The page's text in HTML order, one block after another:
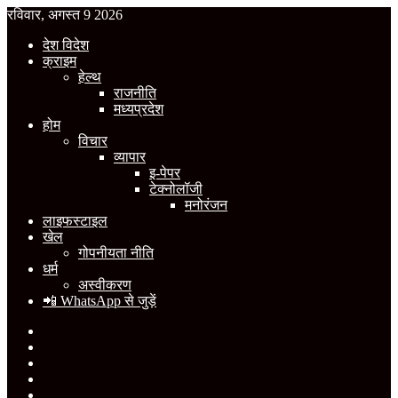
रविवार, अगस्त 9 2026
देश विदेश
क्राइम
हेल्थ
राजनीति
मध्यप्रदेश
होम
विचार
व्यापार
इ-पेपर
टेक्नोलॉजी
मनोरंजन
लाइफस्टाइल
खेल
गोपनीयता नीति
धर्म
अस्वीकरण
📲 WhatsApp से जुड़ें